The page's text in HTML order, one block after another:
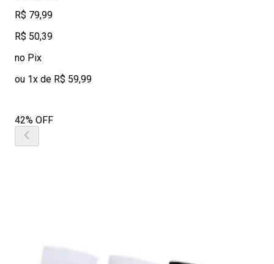
R$ 79,99
R$ 50,39
no Pix
ou 1x de R$ 59,99
42% OFF